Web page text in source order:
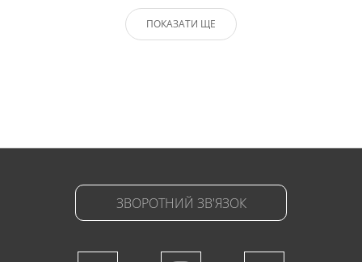
ПОКАЗАТИ ЩЕ
ЗВОРОТНИЙ ЗВ'ЯЗОК